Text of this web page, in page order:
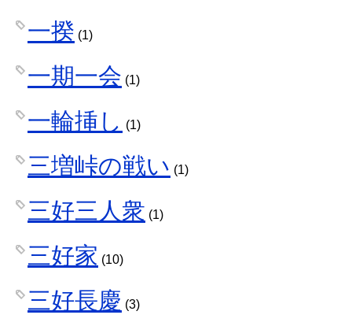
一揆 (1)
一期一会 (1)
一輪挿し (1)
三増峠の戦い (1)
三好三人衆 (1)
三好家 (10)
三好長慶 (3)